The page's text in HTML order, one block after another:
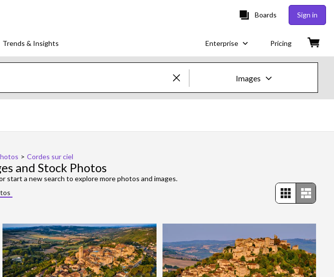
Boards Sign in
Trends & Insights Enterprise Pricing
Images
Editorial
> Cordes sur ciel
and Stock Photos
start a new search to explore more photos and images.